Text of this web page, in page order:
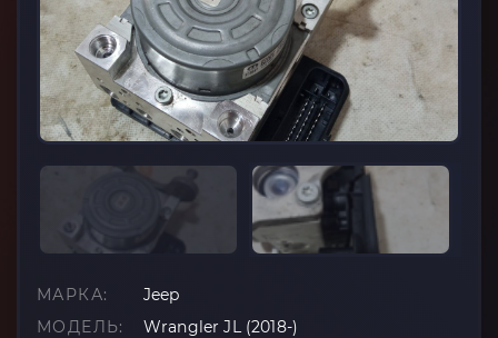
МАРКА:
Jeep
МОДЕЛЬ:
Wrangler JL (2018-)